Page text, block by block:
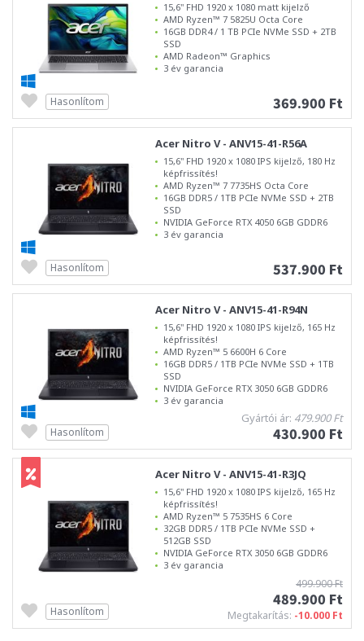
15,6" FHD 1920 x 1080 matt kijelző
AMD Ryzen™ 7 5825U Octa Core
16GB DDR4 / 1 TB PCIe NVMe SSD + 2TB
SSD
AMD Radeon™ Graphics
3 év garancia
369.900 Ft
Hasonlítom
Acer Nitro V - ANV15-41-R56A
15,6" FHD 1920 x 1080 IPS kijelző, 180 Hz
képfrissítés!
AMD Ryzen™ 7 7735HS Octa Core
16GB DDR5 / 1TB PCIe NVMe SSD + 2TB
SSD
NVIDIA GeForce RTX 4050 6GB GDDR6
3 év garancia
537.900 Ft
Hasonlítom
Acer Nitro V - ANV15-41-R94N
15,6" FHD 1920 x 1080 IPS kijelző, 165 Hz
képfrissítés!
AMD Ryzen™ 5 6600H 6 Core
16GB DDR5 / 1TB PCIe NVMe SSD + 1TB
SSD
NVIDIA GeForce RTX 3050 6GB GDDR6
3 év garancia
Gyártói ár: 479.900 Ft
430.900 Ft
Hasonlítom
Acer Nitro V - ANV15-41-R3JQ
15,6" FHD 1920 x 1080 IPS kijelző, 165 Hz
képfrissítés!
AMD Ryzen™ 5 7535HS 6 Core
32GB DDR5 / 1TB PCIe NVMe SSD +
512GB SSD
NVIDIA GeForce RTX 3050 6GB GDDR6
3 év garancia
499.900 Ft
489.900 Ft
Megtakarítás: -10.000 Ft
Hasonlítom